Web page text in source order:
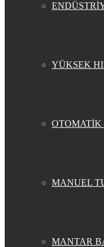
YÜKSEK
OTOMATİK
MANUEL
MANTAR